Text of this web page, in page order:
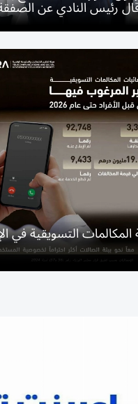
رئيس النادي عن
المكالمات التسويقية